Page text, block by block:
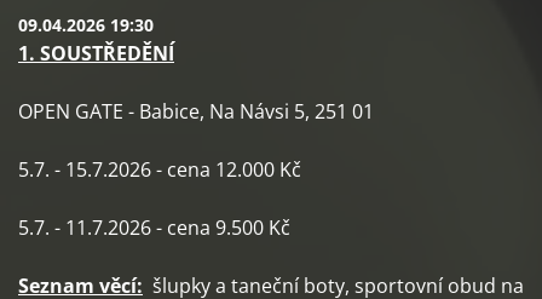
09.04.2026 19:30
1. SOUSTŘEDĚNÍ
OPEN GATE - Babice, Na Návsi 5, 251 01
5.7. - 15.7.2026 - cena 12.000 Kč
5.7. - 11.7.2026 - cena 9.500 Kč
Seznam věcí: šlupky a taneční boty, sportovní obud na